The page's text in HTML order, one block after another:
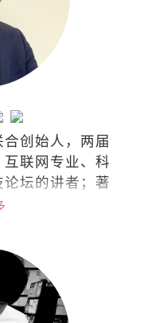
创始人，两届
联网专业、科
坛的讲者；著
码时代：48个生